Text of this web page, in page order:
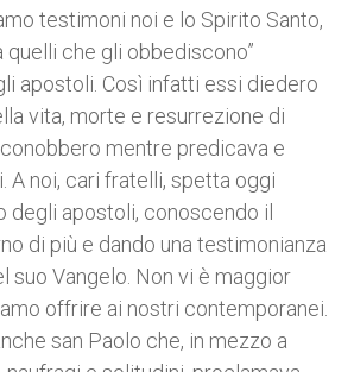
testimoni noi e lo Spirito Santo,
quelli che gli obbediscono”
apostoli. Così infatti essi diedero
vita, morte e resurrezione di
mentre predicava e
A noi, cari fratelli, spetta oggi
degli apostoli, conoscendo il
di più e dando una testimonianza
suo Vangelo. Non vi è maggior
offrire ai nostri contemporanei.
san Paolo che, in mezzo a